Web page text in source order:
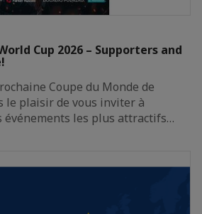
Cup 2026 – Supporters and
Coupe du Monde de
le plaisir de vous inviter à
événements les plus attractifs…